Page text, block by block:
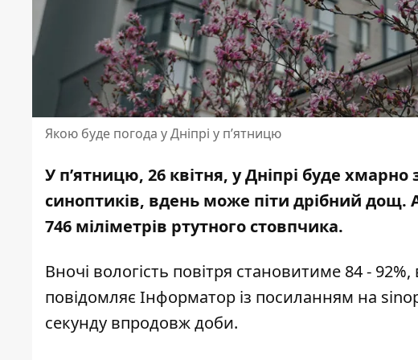
Якою буде погода у Дніпрі у п’ятницю
У п’ятницю, 26 квітня, у Дніпрі буде
синоптиків, вдень може піти дрібний дощ.
746 міліметрів ртутного стовпчика.
Вночі вологість повітря становитиме 84 -
повідомляє Інформатор із посиланням на
секунду впродовж доби.